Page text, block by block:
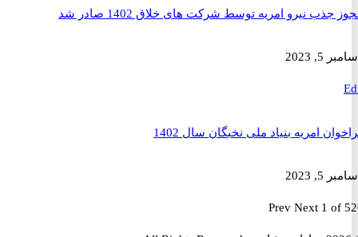
نیرو امریه توسط شرکت های خلاق 1402 صادر شد
امریه بنیاد ملی نخبگان سال 1402
PrevNext 1